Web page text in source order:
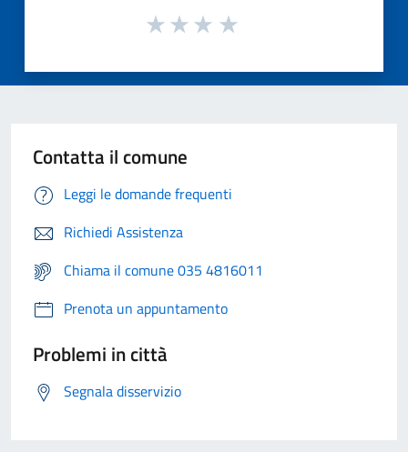
Contatta il comune
Leggi le domande frequenti
Richiedi Assistenza
Chiama il comune 035 4816011
Prenota un appuntamento
Problemi in città
Segnala disservizio